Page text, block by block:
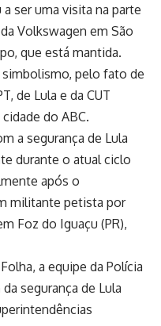
ser uma visita na parte
Volkswagen em São
que está mantida.
pelo fato de
de Lula e da CUT
do ABC.
a segurança de Lula
durante o atual ciclo
após o
militante petista por
Foz do Iguaçu (PR),
a equipe da Polícia
segurança de Lula